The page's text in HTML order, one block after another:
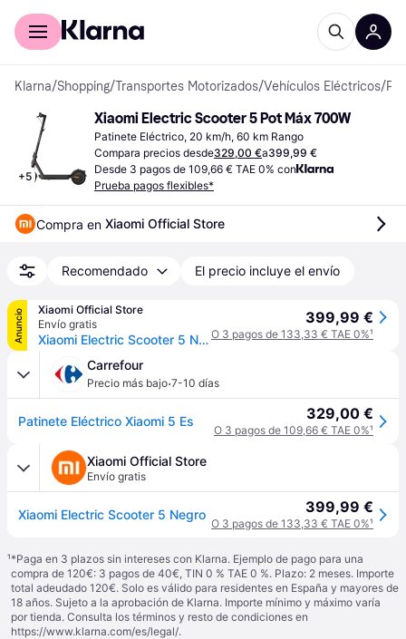
Comprar con Klarna
Klarna/Shopping/Transportes Motorizados/Vehículos Eléctricos/
+5
Xiaomi Electric Scooter 5 Pot Máx 700W
Patinete Eléctrico, 20 km/h, 60 km Rango
Compara precios desde329,00 €a399,99 €
Desde 3 pagos de 109,66 € TAE 0% con
Prueba pagos flexibles*
Compra en Xiaomi Official Store
Recomendado El precio incluye el envío
Anuncio
Xiaomi Official Store
Envío gratis
Xiaomi Electric Scooter 5 Negro
399,99 €
O 3 pagos de 133,33 € TAE 0%¹
Carrefour
Precio más bajo·7-10 días
Patinete Eléctrico Xiaomi 5 Es 329,00 €
O 3 pagos de 109,66 € TAE 0%¹
Xiaomi Official Store
Envío gratis
Xiaomi Electric Scooter 5 Negro 399,99 €
O 3 pagos de 133,33 € TAE 0%¹
¹*Paga en 3 plazos sin intereses con Klarna. Ejemplo de pago para una
compra de 120€: 3 pagos de 40€, TIN 0 % TAE 0 %. Plazo: 2 meses. Importe
total adeudado 120€. Solo es válido para residentes en España y mayores de
18 años. Sujeto a la aprobación de Klarna. Importe mínimo y máximo varía
por tienda. Consulta los términos y resto de condiciones en
https://www.klarna.com/es/legal/.